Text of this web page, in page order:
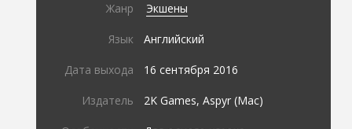
Жанр Экшены
Язык Английский
Дата выхода 16 сентября 2016
Издатель 2K Games, Aspyr (Mac)